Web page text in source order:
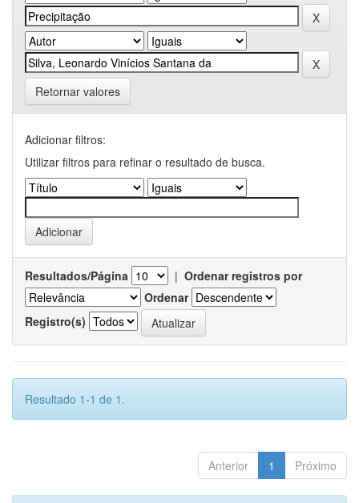
Retornar valores
Adicionar filtros:
Utilizar filtros para refinar o resultado de busca.
Resultados/Página | Ordenar registros por
Ordenar
Registro(s)
Resultado 1-1 de 1.
Anterior 1 Próximo